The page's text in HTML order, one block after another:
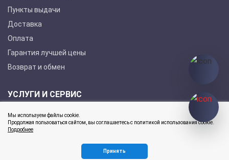
Пункты выдачи
Доставка
Оплата
Гарантия лучшей цены
Возврат и обмен
УСЛУГИ И СЕРВИС
Гарантийное обслуживание
2026 © ЮнионТул Все права защищены
Мы используем файлы cookie.
Продолжая пользоваться сайтом, вы соглашаетесь с политикой использования cookie.
Подробнее
Принять